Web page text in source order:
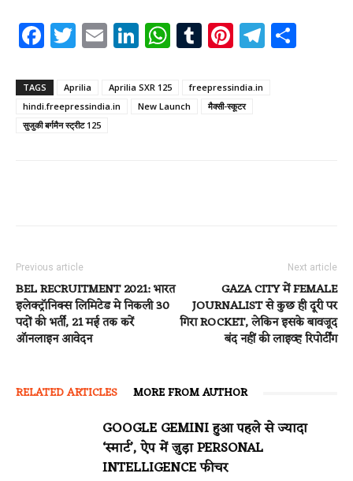
Facebook
Twitter
EmailLinkedIn
WhatsApp
Tumblr
Pinterest
TAGS Aprilia Aprilia SXR 125
freepressindia.in
hindi.freepressindia.in
New Launch
मैक्सी-स्कूटर
सुजुकी बर्गमैन स्ट्रीट 125
Previous article
BEL RECRUITMENT 2021: भारत
इलेक्ट्रॉनिक्स लिमिटेड मे निकली 30
पदों की भर्ती, 21 मई तक करें
ऑनलाइन आवेदन
Next article
GAZA CITY में FEMALE
JOURNALIST से कुछ ही दूरी पर
गिरा ROCKET, लेकिन इसके बावजूद
बंद नहीं की लाइव्ह रिपोर्टींग
RELATED ARTICLES MORE FROM AUTHOR
GOOGLE GEMINI हुआ पहले से ज्यादा
‘स्मार्ट’, ऐप में जुड़ा PERSONAL
INTELLIGENCE फीचर